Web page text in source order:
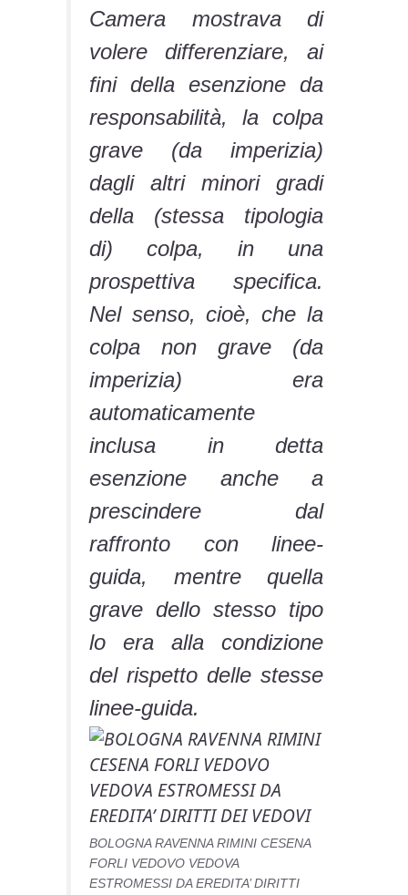
Camera mostrava di
volere differenziare, ai
fini della esenzione da
responsabilità, la colpa
grave (da imperizia)
dagli altri minori gradi
della (stessa tipologia
di) colpa, in una
prospettiva specifica.
Nel senso, cioè, che la
colpa non grave (da
imperizia) era
automaticamente
inclusa in detta
esenzione anche a
prescindere dal
raffronto con linee-
guida, mentre quella
grave dello stesso tipo
lo era alla condizione
del rispetto delle stesse
linee-guida.
BOLOGNA RAVENNA RIMINI CESENA
FORLI VEDOVO VEDOVA
ESTROMESSI DA EREDITA’ DIRITTI